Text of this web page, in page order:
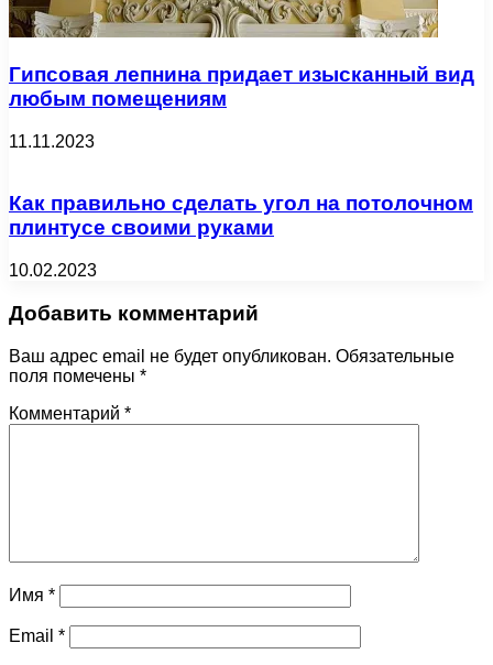
Гипсовая лепнина придает изысканный вид
любым помещениям
11.11.2023
Как правильно сделать угол на потолочном
плинтусе своими руками
10.02.2023
Добавить комментарий
Ваш адрес email не будет опубликован. Обязательные
поля помечены *
Комментарий *
Имя *
Email *